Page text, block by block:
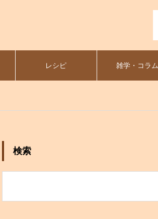
レシピ 雑学・コラム
検索